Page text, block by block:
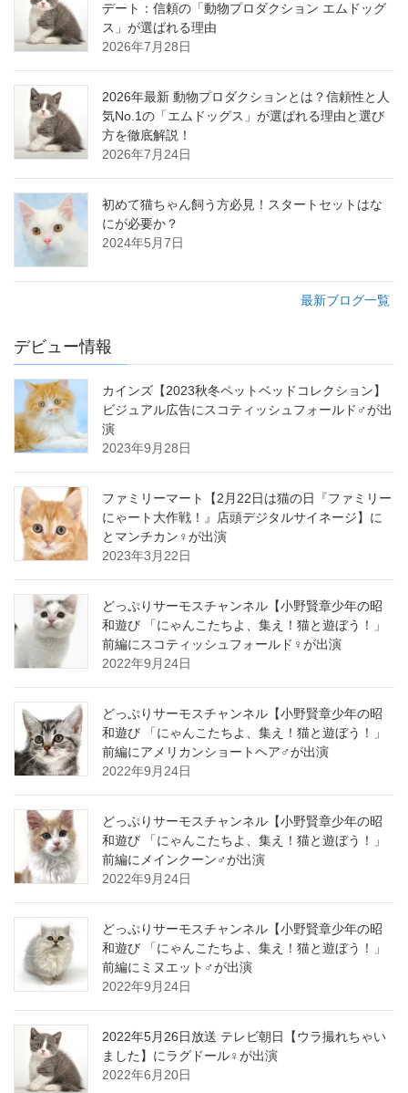
デート：信頼の「動物プロダクション エムドッグ
ス」が選ばれる理由
2026年7月28日
2026年最新 動物プロダクションとは？信頼性と人
気No.1の「エムドッグス」が選ばれる理由と選び
方を徹底解説！
2026年7月24日
初めて猫ちゃん飼う方必見！スタートセットはな
にが必要か？
2024年5月7日
最新ブログ一覧
デビュー情報
カインズ【2023秋冬ペットベッドコレクション】
ビジュアル広告にスコティッシュフォールド♂が出
演
2023年9月28日
ファミリーマート【2月22日は猫の日『ファミリー
にゃート大作戦！』店頭デジタルサイネージ】に
とマンチカン♀が出演
2023年3月22日
どっぷりサーモスチャンネル【小野賢章少年の昭
和遊び 「にゃんこたちよ、集え！猫と遊ぼう！」
前編にスコティッシュフォールド♀が出演
2022年9月24日
どっぷりサーモスチャンネル【小野賢章少年の昭
和遊び 「にゃんこたちよ、集え！猫と遊ぼう！」
前編にアメリカンショートヘア♂が出演
2022年9月24日
どっぷりサーモスチャンネル【小野賢章少年の昭
和遊び 「にゃんこたちよ、集え！猫と遊ぼう！」
前編にメインクーン♂が出演
2022年9月24日
どっぷりサーモスチャンネル【小野賢章少年の昭
和遊び 「にゃんこたちよ、集え！猫と遊ぼう！」
前編にミヌエット♂が出演
2022年9月24日
2022年5月26日放送 テレビ朝日【ウラ撮れちゃい
ました】にラグドール♀が出演
2022年6月20日